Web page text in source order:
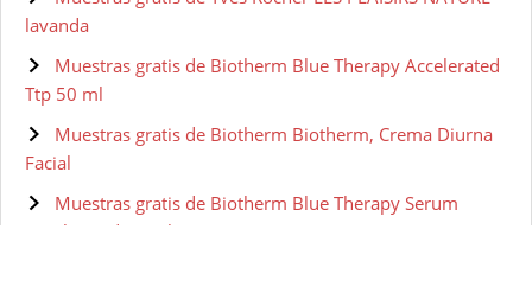
lavanda
Muestras gratis de Biotherm Blue Therapy Accelerated
Ttp 50 ml
Muestras gratis de Biotherm Biotherm, Crema Diurna
Facial
Muestras gratis de Biotherm Blue Therapy Serum
Accelerated 50 ml